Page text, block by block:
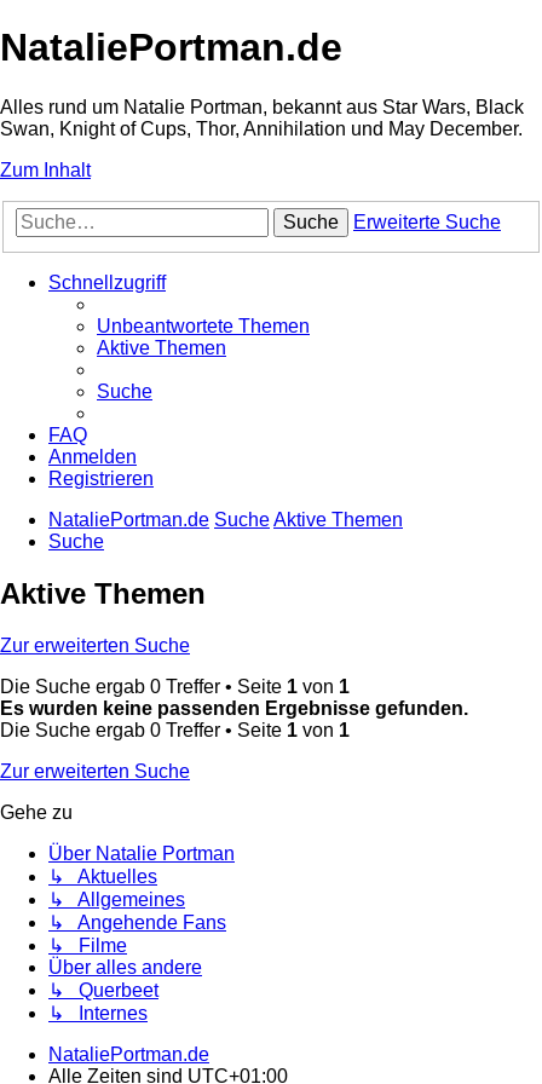
NataliePortman.de
Alles rund um Natalie Portman, bekannt aus Star Wars, Black
Swan, Knight of Cups, Thor, Annihilation und May December.
Zum Inhalt
Suche Erweiterte Suche
Schnellzugriff
Unbeantwortete Themen
Aktive Themen
Suche
FAQ
Anmelden
Registrieren
NataliePortman.de SucheAktive Themen
Suche
Aktive Themen
Zur erweiterten Suche
Die Suche ergab 0 Treffer • Seite 1 von 1
Es wurden keine passenden Ergebnisse gefunden.
Die Suche ergab 0 Treffer • Seite 1 von 1
Zur erweiterten Suche
Gehe zu
Über Natalie Portman
↳ Aktuelles
↳ Allgemeines
↳ Angehende Fans
↳ Filme
Über alles andere
↳ Querbeet
↳ Internes
NataliePortman.de
Alle Zeiten sind UTC+01:00